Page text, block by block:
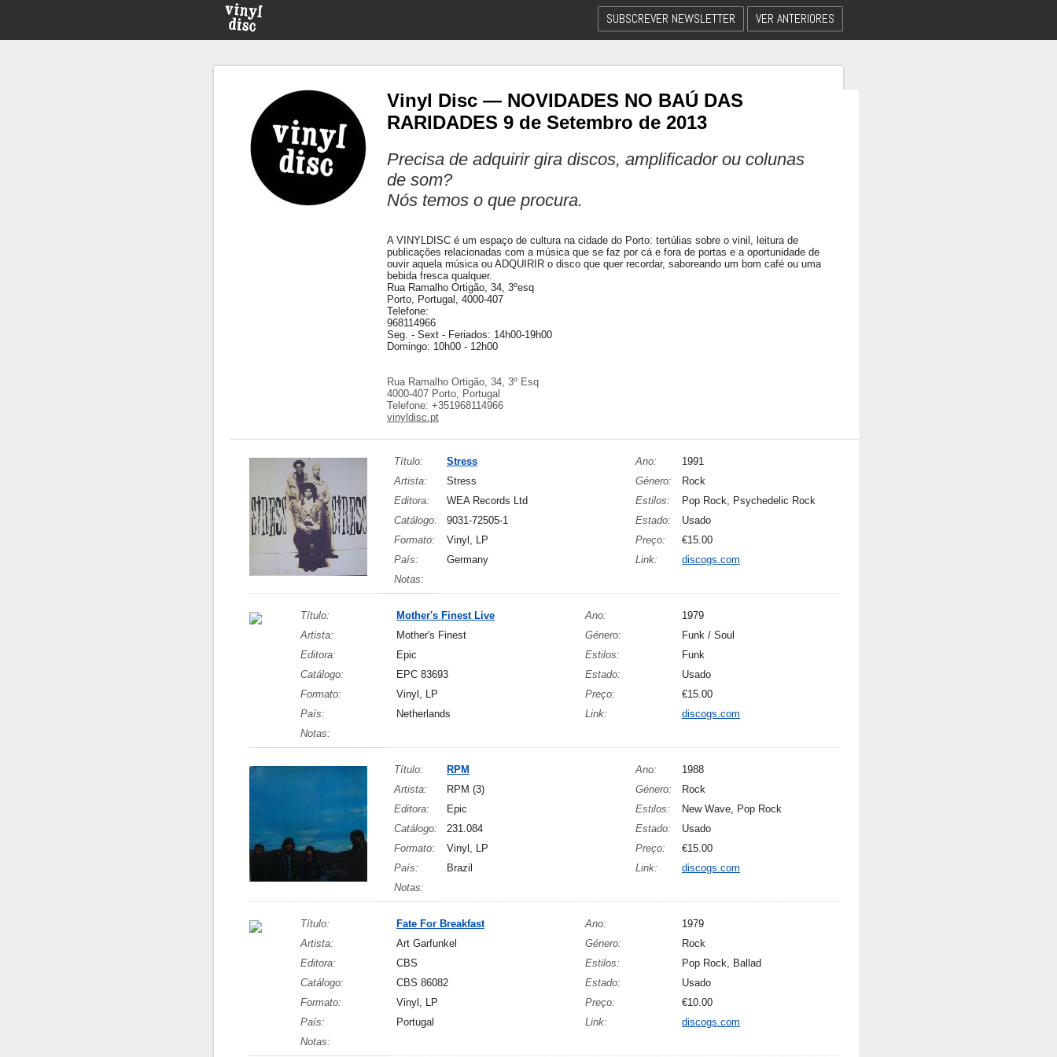
SUBSCREVER NEWSLETTER VER ANTERIORES
Vinyl Disc — NOVIDADES NO BAÚ DAS
RARIDADES 9 de Setembro de 2013
Precisa de adquirir gira discos, amplificador ou colunas
de som?
Nós temos o que procura.
A VINYLDISC é um espaço de cultura na cidade do Porto: tertúlias sobre o vinil, leitura de
publicações relacionadas com a música que se faz por cá e fora de portas e a oportunidade de
ouvir aquela música ou ADQUIRIR o disco que quer recordar, saboreando um bom café ou uma
bebida fresca qualquer.
Rua Ramalho Ortigão, 34, 3ºesq
Porto, Portugal, 4000-407
Telefone:
968114966
Seg. - Sext - Feriados: 14h00-19h00
Domingo: 10h00 - 12h00
Rua Ramalho Ortigão, 34, 3º Esq
4000-407 Porto, Portugal
Telefone: +351968114966
vinyldisc.pt
Título: Stress Ano:
1991
Artista:
Stress Género:
Rock
Editora:
WEA Records Ltd Estilos:
Pop Rock, Psychedelic Rock
Catálogo:
9031-72505-1 Estado:
Usado
Formato:
Vinyl, LP Preço:
€15.00
País:
Germany Link:
discogs.com
Notas:
Título: Mother's Finest Live Ano:
1979
Artista:
Mother's Finest Género:
Funk / Soul
Editora:
Epic Estilos:
Funk
Catálogo:
EPC 83693 Estado:
Usado
Formato:
Vinyl, LP Preço:
€15.00
País:
Netherlands Link:
discogs.com
Notas:
Título: RPM Ano:
1988
Artista:
RPM (3) Género:
Rock
Editora:
Epic Estilos:
New Wave, Pop Rock
Catálogo:
231.084 Estado:
Usado
Formato:
Vinyl, LP Preço:
€15.00
País:
Brazil Link:
discogs.com
Notas:
Título: Fate For Breakfast Ano:
1979
Artista:
Art Garfunkel Género:
Rock
Editora:
CBS Estilos:
Pop Rock, Ballad
Catálogo:
CBS 86082 Estado:
Usado
Formato:
Vinyl, LP Preço:
€10.00
País:
Portugal Link:
discogs.com
Notas: